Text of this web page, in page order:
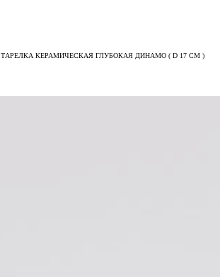
ТАРЕЛКА КЕРАМИЧЕСКАЯ ГЛУБОКАЯ ДИНАМО ( D 17 СМ )